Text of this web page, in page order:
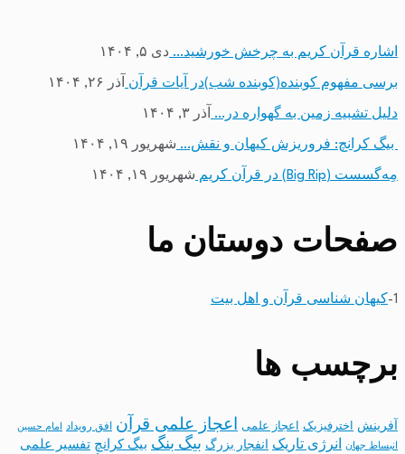
اشاره قرآن کریم به چرخش خورشید… دی ۵, ۱۴۰۴
برسی مفهوم کوبنده(کوبنده شب)در آیات قرآن آذر ۲۶, ۱۴۰۴
دلیل تشبیه زمین به گهواره در… آذر ۳, ۱۴۰۴
بیگ کرانچ: فروریزش کیهان و نقش… شهریور ۱۹, ۱۴۰۴
مِه‌گسست (Big Rip) در قرآن کریم شهریور ۱۹, ۱۴۰۴
صفحات دوستان ما
1- کیهان شناسی قرآن و اهل بیت
برچسب ها
آفرینش اخترفیزیک اعجاز علمی اعجاز علمی قرآن افق رویداد امام حسین
انبساط جهان انرژی تاریک انفجار بزرگ بیگ بنگ بیگ کرانچ تفسیر علمی